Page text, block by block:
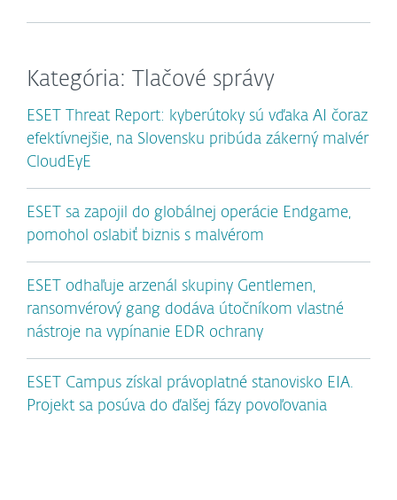
Kategória: Tlačové správy
ESET Threat Report: kyberútoky sú vďaka AI čoraz
efektívnejšie, na Slovensku pribúda zákerný malvér
CloudEyE
ESET sa zapojil do globálnej operácie Endgame,
pomohol oslabiť biznis s malvérom
ESET odhaľuje arzenál skupiny Gentlemen,
ransomvérový gang dodáva útočníkom vlastné
nástroje na vypínanie EDR ochrany
ESET Campus získal právoplatné stanovisko EIA.
Projekt sa posúva do ďalšej fázy povoľovania